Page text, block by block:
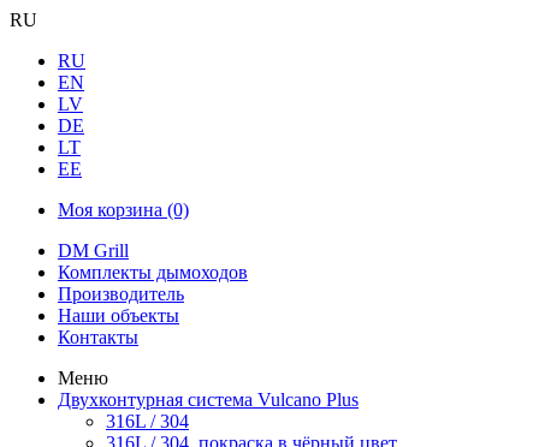
RU
RU
EN
LV
DE
LT
EE
Моя корзина (0)
DM Grill
Комплекты дымоходов
Производитель
Наши объекты
Контакты
Меню
Двухконтурная система Vulcano Plus
316L / 304
316L / 304, покраска в чёрный цвет